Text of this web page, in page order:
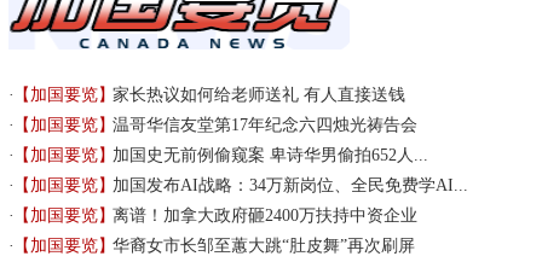
【加国要览】家长热议如何给老师送礼 有人直接送钱
【加国要览】温哥华信友堂第17年纪念六四烛光祷告会
【加国要览】加国史无前例偷窥案 卑诗华男偷拍652人...
【加国要览】加国发布AI战略：34万新岗位、全民免费学AI...
【加国要览】离谱！加拿大政府砸2400万扶持中资企业
【加国要览】华裔女市长邹至蕙大跳“肚皮舞”再次刷屏